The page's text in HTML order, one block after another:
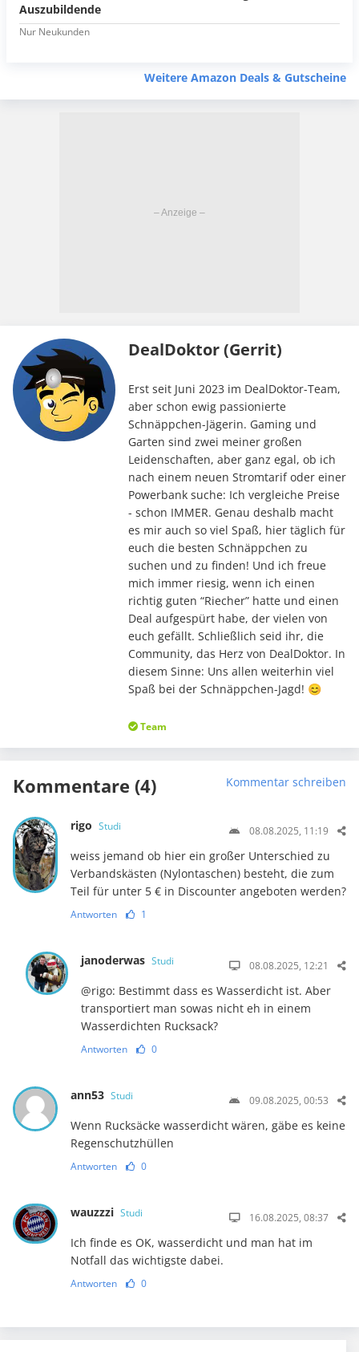
Auszubildende
Nur Neukunden
Weitere Amazon Deals & Gutscheine
DealDoktor (Gerrit)
Erst seit Juni 2023 im DealDoktor-Team,
aber schon ewig passionierte
Schnäppchen-Jägerin. Gaming und
Garten sind zwei meiner großen
Leidenschaften, aber ganz egal, ob ich
nach einem neuen Stromtarif oder einer
Powerbank suche: Ich vergleiche Preise
- schon IMMER. Genau deshalb macht
es mir auch so viel Spaß, hier täglich für
euch die besten Schnäppchen zu
suchen und zu finden! Und ich freue
mich immer riesig, wenn ich einen
richtig guten “Riecher” hatte und einen
Deal aufgespürt habe, der vielen von
euch gefällt. Schließlich seid ihr, die
Community, das Herz von DealDoktor. In
diesem Sinne: Uns allen weiterhin viel
Spaß bei der Schnäppchen-Jagd! 😊
Team
Kommentare (4) Kommentar schreiben
rigo Studi 08.08.2025, 11:19
weiss jemand ob hier ein großer Unterschied zu
Verbandskästen (Nylontaschen) besteht, die zum
Teil für unter 5 € in Discounter angeboten werden?
Antworten 1
janoderwas Studi 08.08.2025, 12:21
@rigo: Bestimmt dass es Wasserdicht ist. Aber
transportiert man sowas nicht eh in einem
Wasserdichten Rucksack?
Antworten 0
ann53 Studi 09.08.2025, 00:53
Wenn Rucksäcke wasserdicht wären, gäbe es keine
Regenschutzhüllen
Antworten 0
wauzzzi Studi 16.08.2025, 08:37
Ich finde es OK, wasserdicht und man hat im
Notfall das wichtigste dabei.
Antworten 0